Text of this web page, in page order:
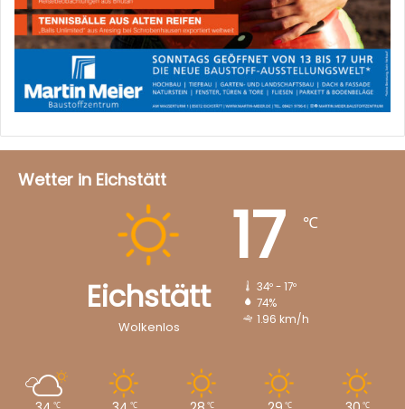
Wetter in Eichstätt
Eichstätt
Wolkenlos
17 ℃
34º - 17º
74%
1.96 km/h
℃ ℃ ℃ ℃ ℃